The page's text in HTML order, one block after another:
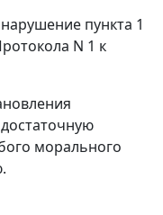
пункта 1
N 1 к
морального